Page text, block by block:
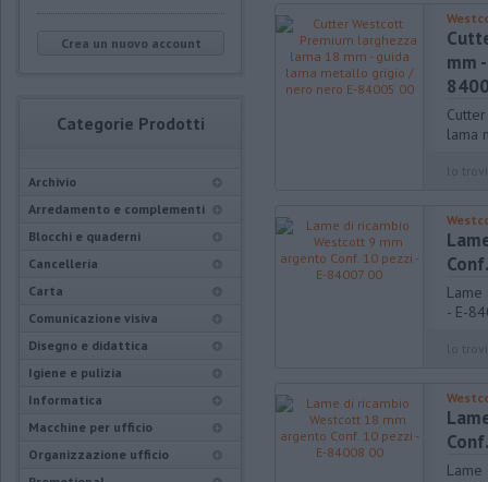
Crea un nuovo account
Categorie Prodotti
Archivio
Arredamento e complementi
Blocchi e quaderni
Cancelleria
Carta
Comunicazione visiva
Disegno e didattica
Igiene e pulizia
Informatica
Macchine per ufficio
Organizzazione ufficio
mm
lama
- E-